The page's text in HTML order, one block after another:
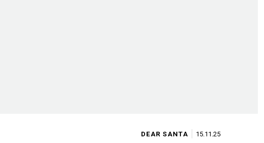
DEAR SANTA 15.11.25